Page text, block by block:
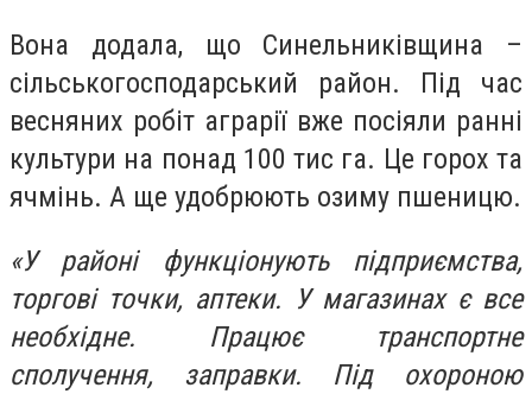
Вона додала, що Синельниківщина –
сільськогосподарський район. Під час
весняних робіт аграрії вже посіяли ранні
культури на понад 100 тис га. Це горох та
ячмінь. А ще удобрюють озиму пшеницю.
«У районі функціонують підприємства,
торгові точки, аптеки. У магазинах є все
необхідне. Працює транспортне
сполучення, заправки. Під охороною